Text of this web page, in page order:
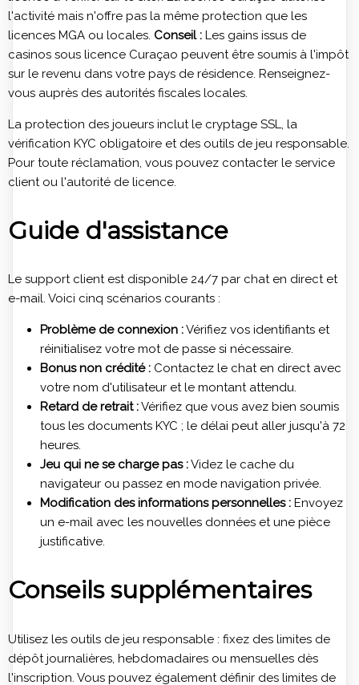
l'activité mais n'offre pas la même protection que les
licences MGA ou locales. Conseil : Les gains issus de
casinos sous licence Curaçao peuvent être soumis à l'impôt
sur le revenu dans votre pays de résidence. Renseignez-
vous auprès des autorités fiscales locales.
La protection des joueurs inclut le cryptage SSL, la
vérification KYC obligatoire et des outils de jeu responsable.
Pour toute réclamation, vous pouvez contacter le service
client ou l'autorité de licence.
Guide d'assistance
Le support client est disponible 24/7 par chat en direct et
e-mail. Voici cinq scénarios courants :
Problème de connexion :Vérifiez vos identifiants et
réinitialisez votre mot de passe si nécessaire.
Bonus non crédité : Contactez le chat en direct avec
votre nom d'utilisateur et le montant attendu.
Retard de retrait :Vérifiez que vous avez bien soumis
tous les documents KYC ; le délai peut aller jusqu'à 72
heures.
Jeu qui ne se charge pas :Videz le cache du
navigateur ou passez en mode navigation privée.
Modification des informations personnelles : Envoyez
un e-mail avec les nouvelles données et une pièce
justificative.
Conseils supplémentaires
Utilisez les outils de jeu responsable : fixez des limites de
dépôt journalières, hebdomadaires ou mensuelles dès
l'inscription. Vous pouvez également définir des limites de